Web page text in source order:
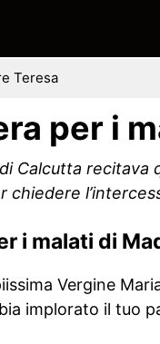
Teresa
per i
Calcutta recitava
chiedere
i malati di
Vergine
implorato il tuo